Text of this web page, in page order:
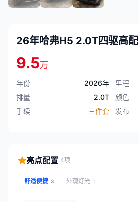
26年哈弗H5 2.0T四驱高配
9.5万
年份 2026年 里程
排量
2.0T 颜色
手续
三件套 发布
亮点配置 4项
舒适便捷 3 外观灯光 1